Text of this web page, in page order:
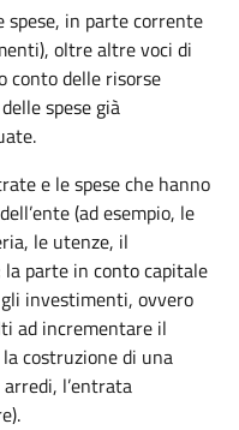
spese, in parte corrente
oltre altre voci di
conto delle risorse
spese già
e le spese che hanno
(ad esempio, le
le utenze, il
parte in conto capitale
investimenti, ovvero
ad incrementare il
costruzione di una
l’entrata